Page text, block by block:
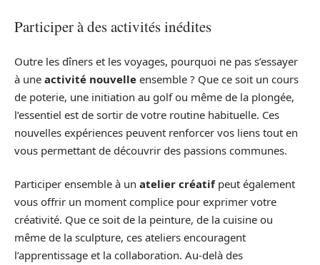
Participer à des activités inédites
Outre les dîners et les voyages, pourquoi ne pas s’essayer
à une activité nouvelle ensemble ? Que ce soit un cours
de poterie, une initiation au golf ou même de la plongée,
l’essentiel est de sortir de votre routine habituelle. Ces
nouvelles expériences peuvent renforcer vos liens tout en
vous permettant de découvrir des passions communes.
Participer ensemble à un atelier créatifpeut également
vous offrir un moment complice pour exprimer votre
créativité. Que ce soit de la peinture, de la cuisine ou
même de la sculpture, ces ateliers encouragent
l’apprentissage et la collaboration. Au-delà des